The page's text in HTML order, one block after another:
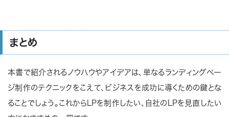
まとめ
本書で紹介されるノウハウやアイデアは、単なるランディングペー
ジ制作のテクニックをこえて、ビジネスを成功に導くための鍵とな
ることでしょう。これからLPを制作したい、自社のLPを見直したい